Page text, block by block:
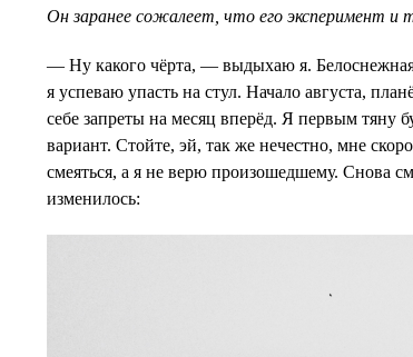
Он заранее сожалеет, что его эксперимент и
— Ну какого чёрта, — выдыхаю я. Белоснежная
я успеваю упасть на стул. Начало августа,
себе запреты на месяц вперёд. Я первым тяну
вариант. Стойте, эй, так же нечестно, мне
смеяться, а я не верю произошедшему. Снова
изменилось: